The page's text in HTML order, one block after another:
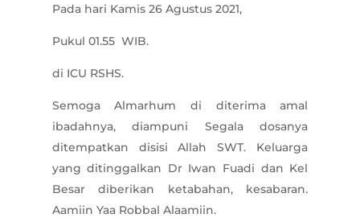
Pada hari Kamis 26 Agustus 2021,
Pukul 01.55 WIB.
di ICU RSHS.
Semoga Almarhum di diterima amal
ibadahnya, diampuni Segala dosanya
ditempatkan disisi Allah SWT. Keluarga
yang ditinggalkan Dr Iwan Fuadi dan Kel
Besar diberikan ketabahan, kesabaran.
Aamiin Yaa Robbal Alaamiin.